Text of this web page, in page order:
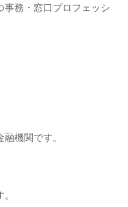
事務・窓口プロフェッシ
機関です。